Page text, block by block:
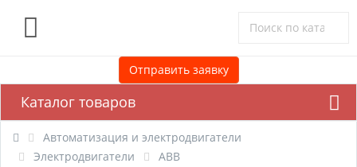
Отправить заявку
Каталог товаров
Автоматизация и электродвигатели
Электродвигатели
ABB